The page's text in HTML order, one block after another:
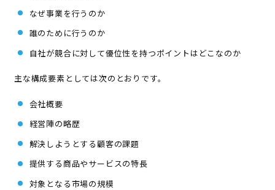
なぜ事業を行うのか
誰のために行うのか
自社が競合に対して優位性を持つポイントはどこなのか
主な構成要素としては次のとおりです。
会社概要
経営陣の略歴
解決しようとする顧客の課題
提供する商品やサービスの特長
対象となる市場の規模